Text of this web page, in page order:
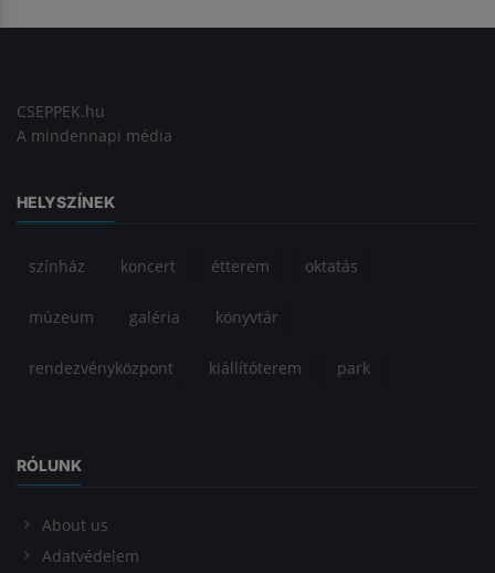
CSEPPEK.hu
A mindennapi média
HELYSZÍNEK
színház koncert étterem oktatás
múzeum galéria könyvtár
rendezvényközpont kiállítóterem park
RÓLUNK
About us
Adatvédelem